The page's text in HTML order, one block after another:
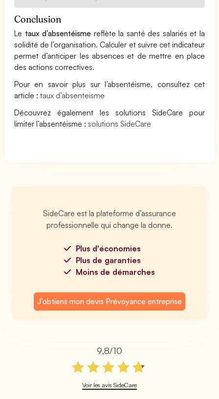
Conclusion
Le taux d’absentéisme reflète la santé des salariés et la
solidité de l’organisation. Calculer et suivre cet indicateur
permet d’anticiper les absences et de mettre en place
des actions correctives.
Pour en savoir plus sur l’absentéisme, consultez cet
article :taux d’absenteisme
Découvrez également les solutions SideCare pour
limiter l’absentéisme : solutions SideCare
SideCare est la plateforme d’assurance
professionnelle qui change la donne.
Plus d'économies
Plus de garanties
Moins de démarches
J'obtiens mon devis Prévoyance entreprise
9,8/10
Voir les avis SideCare